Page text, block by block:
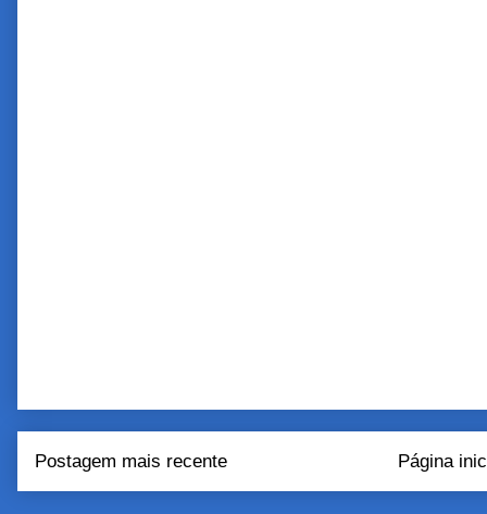
Postagem mais recente Página